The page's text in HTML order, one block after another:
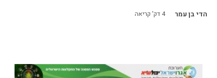
הדי בן עמר 4דק' קריאה